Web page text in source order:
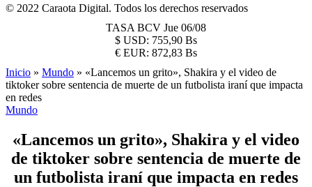
© 2022 Caraota Digital. Todos los derechos reservados
TASA BCV Jue 06/08
$ USD: 755,90 Bs
€ EUR: 872,83 Bs
Inicio » Mundo » «Lancemos un grito», Shakira y el video de
tiktoker sobre sentencia de muerte de un futbolista iraní que impacta
en redes
Mundo
«Lancemos un grito», Shakira y el video
de tiktoker sobre sentencia de muerte de
un futbolista iraní que impacta en redes